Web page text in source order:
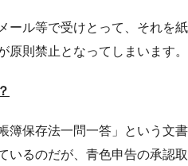
ール等で受けとって、それを
原則禁止となってしまいます。
簿保存法一問一答」という文
いるのだが、青色申告の承認